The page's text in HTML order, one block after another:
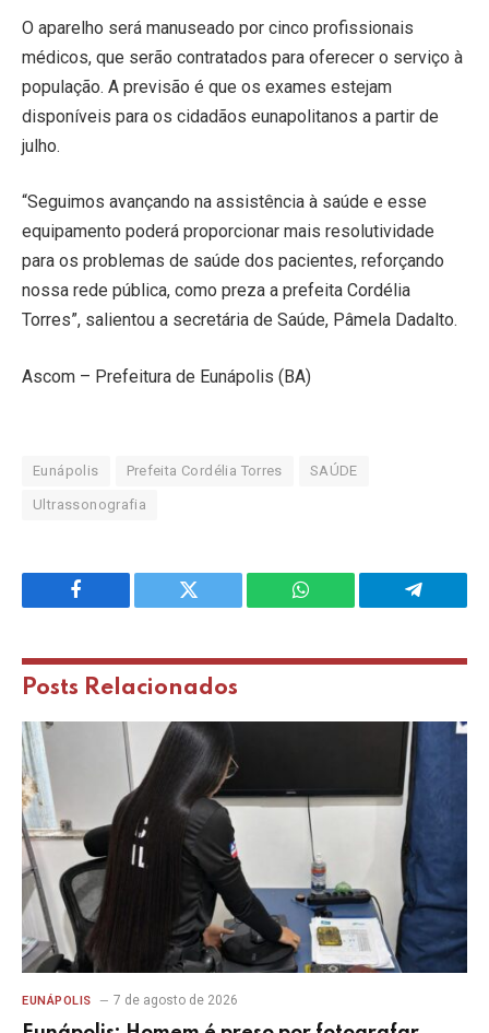
O aparelho será manuseado por cinco profissionais
médicos, que serão contratados para oferecer o serviço à
população. A previsão é que os exames estejam
disponíveis para os cidadãos eunapolitanos a partir de
julho.
“Seguimos avançando na assistência à saúde e esse
equipamento poderá proporcionar mais resolutividade
para os problemas de saúde dos pacientes, reforçando
nossa rede pública, como preza a prefeita Cordélia
Torres”, salientou a secretária de Saúde, Pâmela Dadalto.
Ascom – Prefeitura de Eunápolis (BA)
Eunápolis Prefeita Cordélia Torres SAÚDE
Ultrassonografia
Facebook Twitter WhatsApp Telegram
Posts Relacionados
EUNÁPOLIS 7 de agosto de 2026